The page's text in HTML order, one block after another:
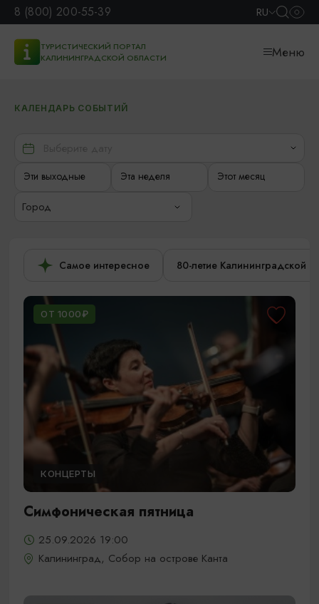
8 (800) 200-55-39 RU
ТУРИСТИЧЕСКИЙ ПОРТАЛ
КАЛИНИНГРАДСКОЙ ОБЛАСТИ
Меню
КАЛЕНДАРЬ СОБЫТИЙ
Эти выходные Эта неделя Этот месяц
Город
Самое интересное 80-летие Калининградской
ОТ 1000₽
КОНЦЕРТЫ
Симфоническая пятница
25.09.2026 19:00
Калининград, Собор на острове Канта